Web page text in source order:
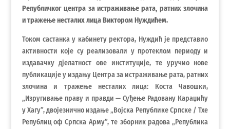
Републичког центра за истраживање рата, ратних злочина
и тражење несталих лица Виктором Нуждићем.
Током састанка у кабинету ректора, Нуждић је представио
активности које су реализовали у протеклом периоду и
издавачку дјелатност ове институције, те уручио нове
публикације у издању Центра за истраживање рата, ратних
злочина и тражење несталих лица: Коста Чавошки,
„Изругивање праву и правди — Суђење Радовану Караџићу
у Хагу”, двојезнично издање „Војска Републике Српске / Тхе
Републиц оф Српска Армy”, те зборник радова „Република